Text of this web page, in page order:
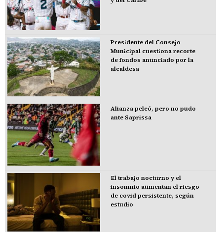
Presidente del Consejo
Municipal cuestiona recorte
de fondos anunciado por la
alcaldesa
Alianza peleó, pero no pudo
ante Saprissa
El trabajo nocturno y el
insomnio aumentan el riesgo
de covid persistente, según
estudio